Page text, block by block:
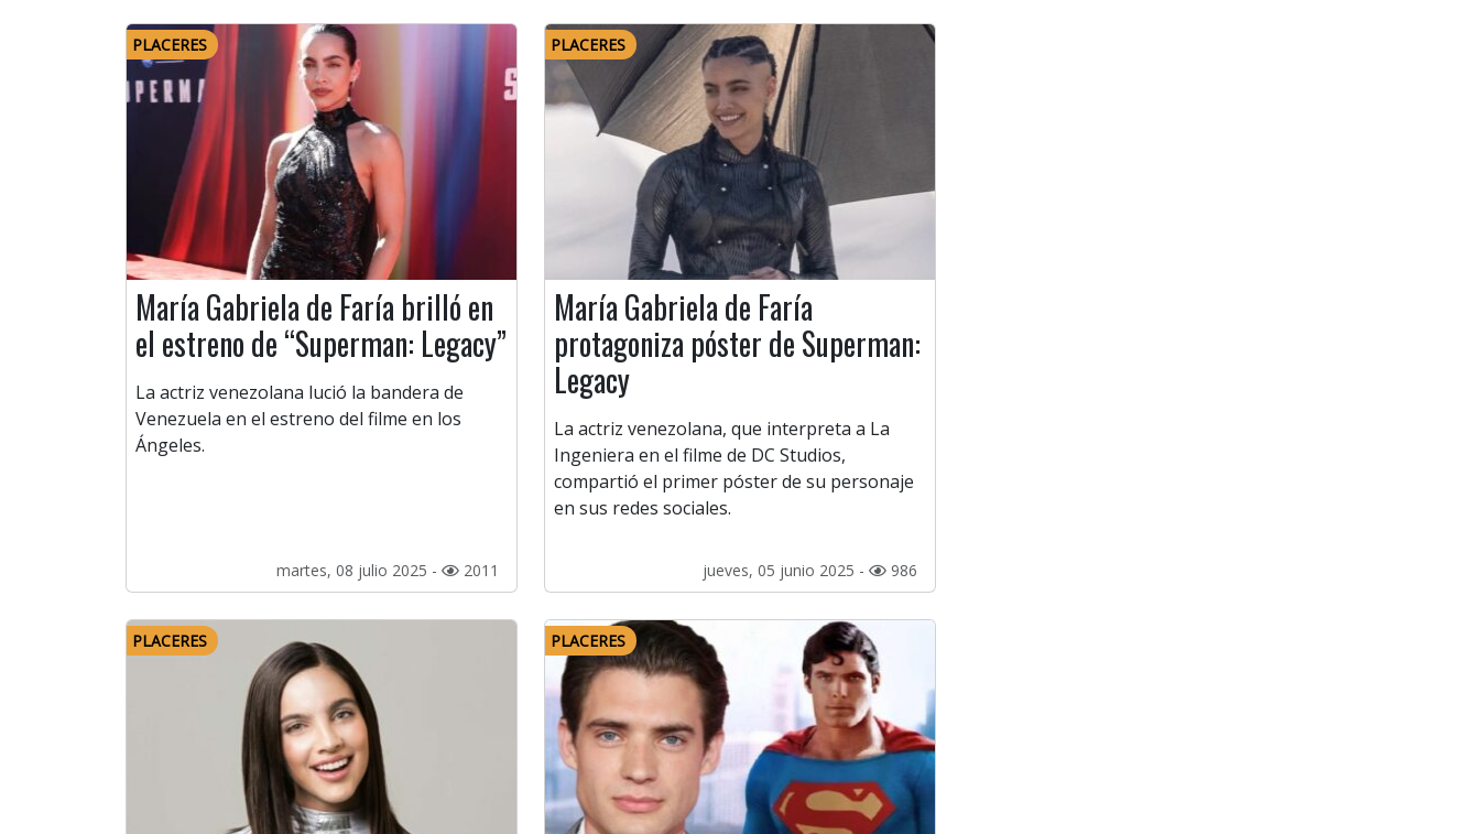
PLACERES
María Gabriela de Faría brilló en
el estreno de “Superman: Legacy”
La actriz venezolana lució la bandera de
Venezuela en el estreno del filme en los
Ángeles.
martes, 08 julio 2025 - 2011
PLACERES
María Gabriela de Faría
protagoniza póster de Superman:
Legacy
La actriz venezolana, que interpreta a La
Ingeniera en el filme de DC Studios,
compartió el primer póster de su personaje
en sus redes sociales.
jueves, 05 junio 2025 - 986
PLACERES PLACERES